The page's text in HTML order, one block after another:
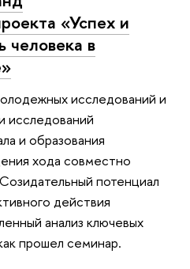
«Успех и
человека в
исследований и
исследований
и образования
хода совместно
потенциал
действия
анализ ключевых
прошел семинар.